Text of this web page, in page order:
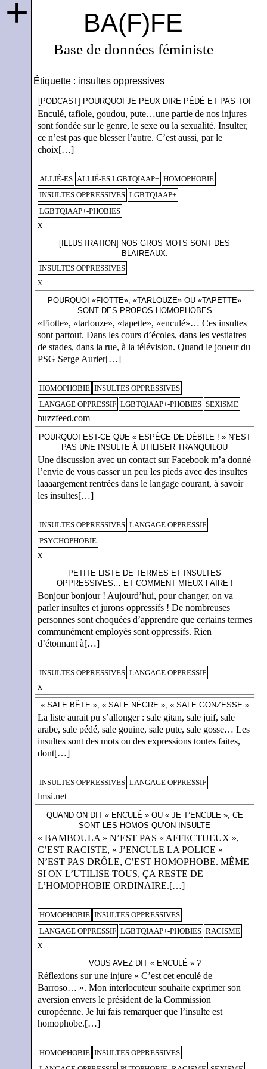
BA(F)FE
Base de données féministe
+
Étiquette : insultes oppressives
[PODCAST] POURQUOI JE PEUX DIRE PÉDÉ ET PAS TOI
Enculé, tafiole, goudou, pute…une partie de nos injures
sont fondée sur le genre, le sexe ou la sexualité. Insulter,
ce n’est pas que blesser l’autre. C’est aussi, par le
choix[…]
ALLIÉ-ES ALLIÉ-ES LGBTQIAAP+ HOMOPHOBIE
INSULTES OPPRESSIVES LGBTQIAAP+
LGBTQIAAP+-PHOBIES
x
[ILLUSTRATION] NOS GROS MOTS SONT DES
BLAIREAUX.
INSULTES OPPRESSIVES
x
POURQUOI «FIOTTE», «TARLOUZE» OU «TAPETTE»
SONT DES PROPOS HOMOPHOBES
«Fiotte», «tarlouze», «tapette», «enculé»… Ces insultes
sont partout. Dans les cours d’écoles, dans les vestiaires
de stades, dans la rue, à la télévision. Quand le joueur du
PSG Serge Aurier[…]
HOMOPHOBIE INSULTES OPPRESSIVES
LANGAGE OPPRESSIF LGBTQIAAP+-PHOBIES SEXISME
buzzfeed.com
POURQUOI EST-CE QUE « ESPÈCE DE DÉBILE ! » N’EST
PAS UNE INSULTE À UTILISER TRANQUILOU
Une discussion avec un contact sur Facebook m’a donné
l’envie de vous casser un peu les pieds avec des insultes
laaaargement rentrées dans le langage courant, à savoir
les insultes[…]
INSULTES OPPRESSIVES LANGAGE OPPRESSIF
PSYCHOPHOBIE
x
PETITE LISTE DE TERMES ET INSULTES
OPPRESSIVES… ET COMMENT MIEUX FAIRE !
Bonjour bonjour ! Aujourd’hui, pour changer, on va
parler insultes et jurons oppressifs ! De nombreuses
personnes sont choquées d’apprendre que certains termes
communément employés sont oppressifs. Rien
d’étonnant à[…]
INSULTES OPPRESSIVES LANGAGE OPPRESSIF
x
« SALE BÊTE », « SALE NÈGRE », « SALE GONZESSE »
La liste aurait pu s’allonger : sale gitan, sale juif, sale
arabe, sale pédé, sale gouine, sale pute, sale gosse… Les
insultes sont des mots ou des expressions toutes faites,
dont[…]
INSULTES OPPRESSIVES LANGAGE OPPRESSIF
lmsi.net
QUAND ON DIT « ENCULÉ » OU « JE T’ENCULE », CE
SONT LES HOMOS QU’ON INSULTE
« BAMBOULA » N’EST PAS « AFFECTUEUX »,
C’EST RACISTE, « J’ENCULE LA POLICE »
N’EST PAS DRÔLE, C’EST HOMOPHOBE. MÊME
SI ON L’UTILISE TOUS, ÇA RESTE DE
L’HOMOPHOBIE ORDINAIRE.[…]
HOMOPHOBIE INSULTES OPPRESSIVES
LANGAGE OPPRESSIF LGBTQIAAP+-PHOBIES RACISME
x
VOUS AVEZ DIT « ENCULÉ » ?
Réflexions sur une injure « C’est cet enculé de
Barroso… ». Mon interlocuteur souhaite exprimer son
aversion envers le président de la Commission
européenne. Je lui fais remarquer que l’insulte est
homophobe.[…]
HOMOPHOBIE INSULTES OPPRESSIVES